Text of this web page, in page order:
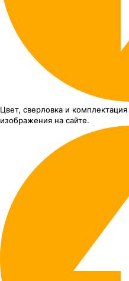
Цвет, сверловка и комплектация
изображения на сайте.